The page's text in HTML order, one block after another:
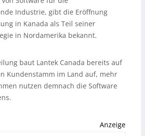
Industrie, gibt die Eröffnung
in Kanada als Teil seiner
in Nordamerika bekannt.
baut Lantek Canada bereits auf
Kundenstamm im Land auf, mehr
nutzen demnach die Software
Anzeige